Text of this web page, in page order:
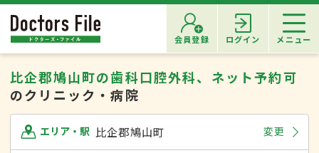
会員登録 ログイン メニュー
比企郡鳩山町の歯科口腔外科、ネット予約可
のクリニック・病院
エリア・駅 比企郡鳩山町 変更